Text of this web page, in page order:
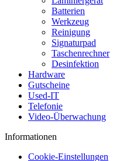
Batterien
Werkzeug
Reinigung
Signaturpad
Taschenrechner
Desinfektion
Hardware
Gutscheine
Used-IT
Telefonie
Video-Überwachung
Informationen
Cookie-Einstellungen